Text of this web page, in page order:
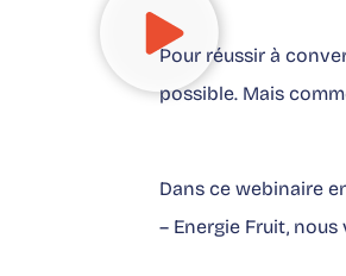
Pour réussir à
possible. Mais
Dans ce webinaire
– Energie Fruit,